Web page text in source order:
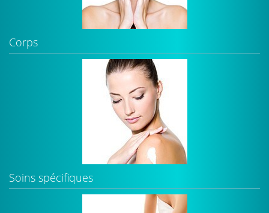
Corps
Soins spécifiques